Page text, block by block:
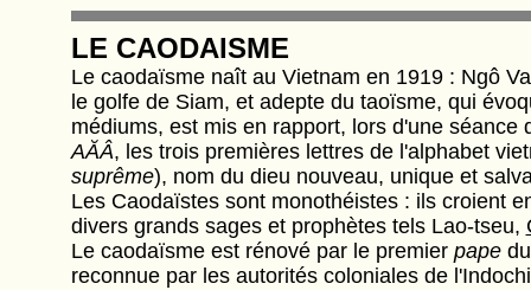
LE CAODAISME
Le caodaïsme naît au Vietnam en 1919 : Ngô
le golfe de Siam, et adepte du taoïsme, qui
médiums, est mis en rapport, lors d'une
AĂÂ, les trois premières lettres de l'alphabet
suprême), nom du dieu nouveau, unique et
Les Caodaïstes sont monothéistes : ils croient
divers grands sages et prophètes tels Lao-tseu,
Le caodaïsme est rénové par le premier papedu
reconnue par les autorités coloniales de